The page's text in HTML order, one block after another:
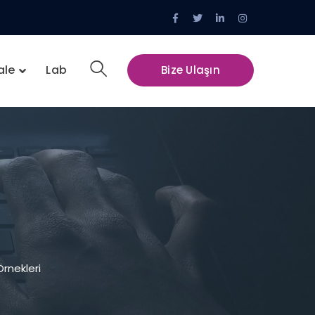
Facebook
Profile
Twitter
Profile
LinkedIn
Profile
Instagram
Profile
Bize Ulaşın
Lab